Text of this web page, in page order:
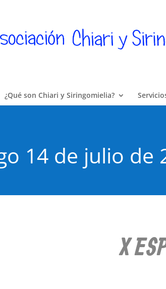
¿Qué son Chiari y Siringomielia?
14 de julio de
X